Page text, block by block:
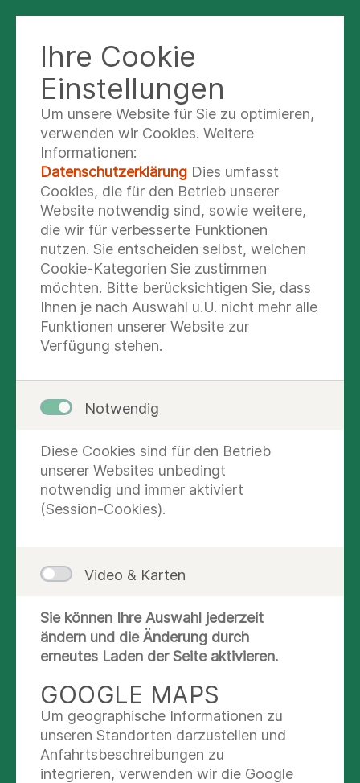
Alt-Bundespräsident
Wulff diskutierte mit
Schüler:innen und
Pflege-Auszubildenden
Hoher Besuch bei Asklepios: Der frühere
Bundespräsident Christian Wulff besuchte
die Asklepios Klinik Schildautal und
diskutierte dort rund zwei Stunden lang
mit Schülerinnen und Schülern der
Asklepios Bildungszentrums Harz über
Im Mittelpunkt standen Themen wie
Frieden, Europa, Demokratie und
gesellschaftlicher Zusammenhalt. Zuvor
hatte sich der Alt-Bundespräsident
Herzkatheterlabor sowie die
informiert. Er erhielt Einblicke in die
medizinische und pflegerische Versorgung
der Patientinnen und Patienten bei
Asklepios.
29. Mai. 2026
Seesen
Ralf Nehmzow, Pressesprecher
Ihre Cookie
Einstellungen
Um unsere Website für Sie zu optimieren,
verwenden wir Cookies. Weitere
Informationen:
Datenschutzerklärung Dies umfasst
Cookies, die für den Betrieb unserer
Website notwendig sind, sowie weitere,
die wir für verbesserte Funktionen
nutzen. Sie entscheiden selbst, welchen
Cookie-Kategorien Sie zustimmen
möchten. Bitte berücksichtigen Sie, dass
Ihnen je nach Auswahl u.U. nicht mehr alle
Funktionen unserer Website zur
Verfügung stehen.
Notwendig
Diese Cookies sind für den Betrieb
unserer Websites unbedingt
notwendig und immer aktiviert
(Session-Cookies).
Video & Karten
Sie können Ihre Auswahl jederzeit
ändern und die Änderung durch
erneutes Laden der Seite aktivieren.
GOOGLE MAPS
Um geographische Informationen zu
unseren Standorten darzustellen und
Anfahrtsbeschreibungen zu
integrieren, verwenden wir die Google